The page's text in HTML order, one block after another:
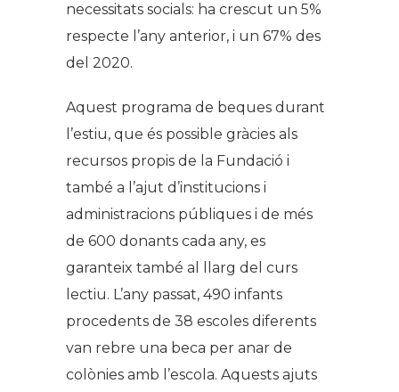
necessitats socials: ha crescut un 5%
respecte l’any anterior, i un 67% des
del 2020.
Aquest programa de beques durant
l’estiu, que és possible gràcies als
recursos propis de la Fundació i
també a l’ajut d’institucions i
administracions públiques i de més
de 600 donants cada any, es
garanteix també al llarg del curs
lectiu. L’any passat, 490 infants
procedents de 38 escoles diferents
van rebre una beca per anar de
colònies amb l’escola. Aquests ajuts